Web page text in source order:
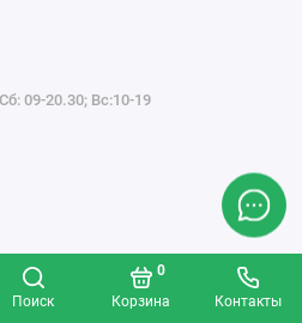
Поиск Корзина
0
Контакты
09-20.30; Вс:10-19